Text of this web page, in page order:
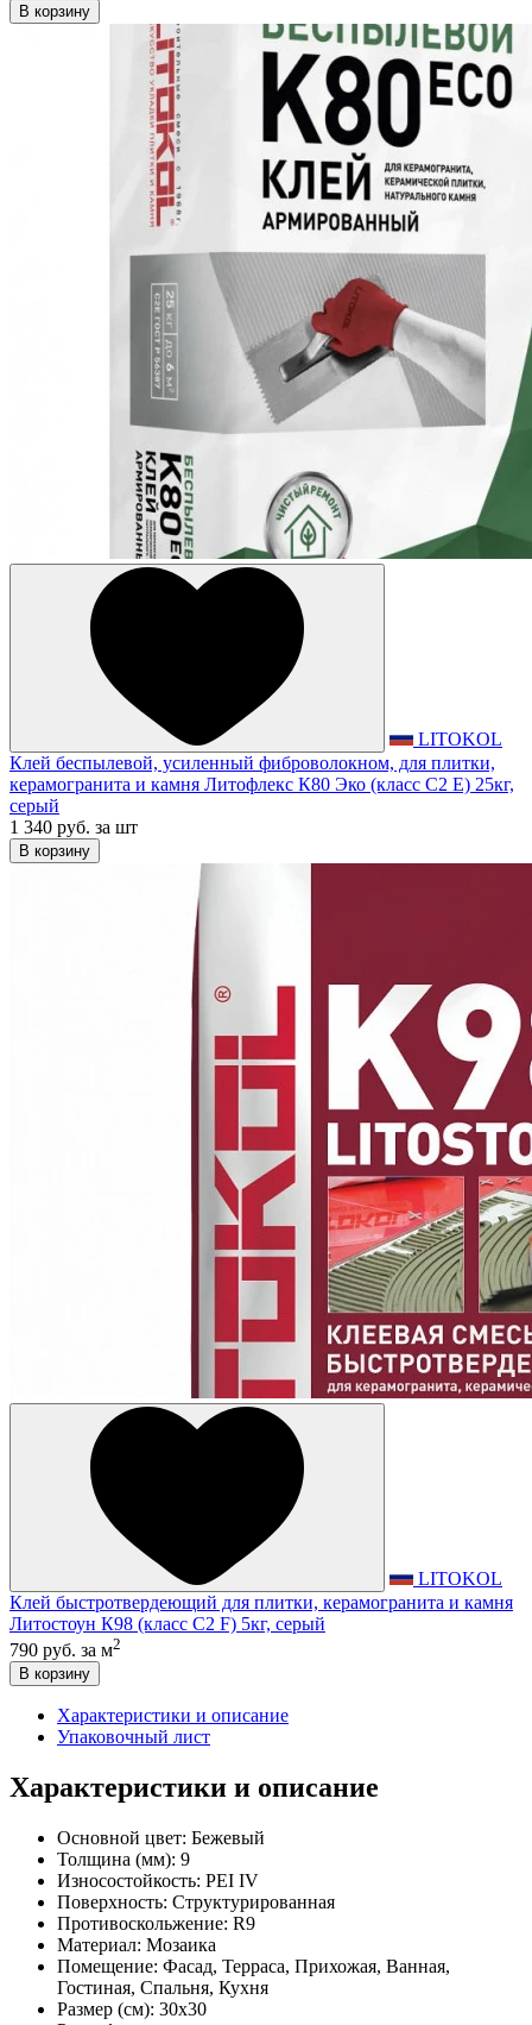
В корзину
LITOKOL
Клей беспылевой, усиленный фиброволокном, для плитки,
керамогранита и камня Литофлекс К80 Эко (класс С2 Е) 25кг,
серый
1 340 руб. за шт
В корзину
LITOKOL
Клей быстротвердеющий для плитки, керамогранита и камня
Литостоун К98 (класс С2 F) 5кг, серый
790 руб. за м2
В корзину
Характеристики и описание
Упаковочный лист
Характеристики и описание
Основной цвет: Бежевый
Толщина (мм): 9
Износостойкость: PEI IV
Поверхность: Структурированная
Противоскольжение: R9
Материал: Мозаика
Помещение: Фасад, Терраса, Прихожая, Ванная,
Гостиная, Спальня, Кухня
Размер (см): 30x30